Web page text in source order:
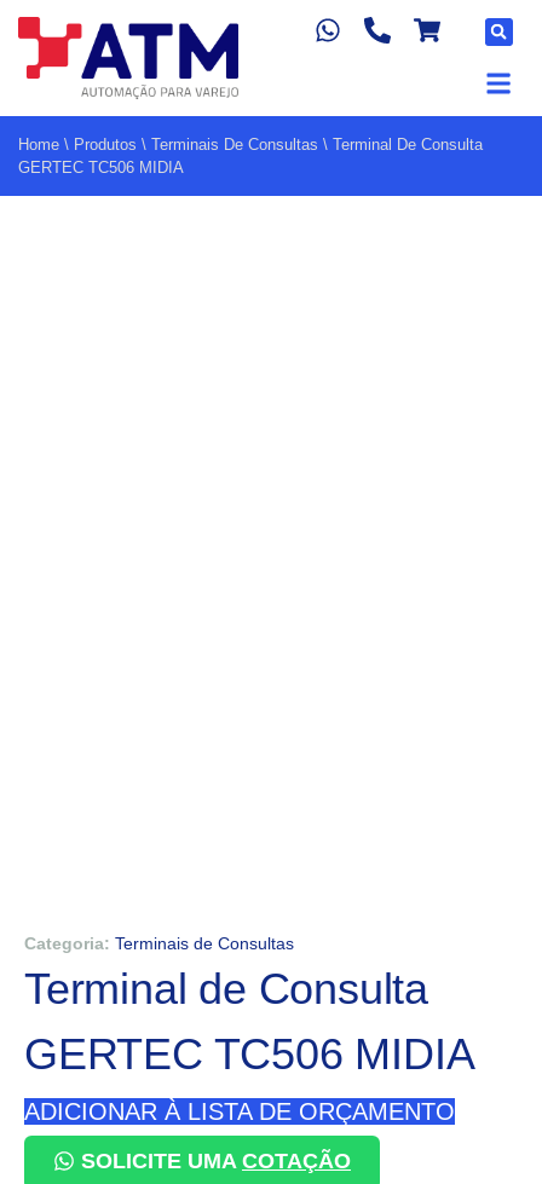
Home \ Produtos \ Terminais De Consultas \ Terminal De Consulta
GERTEC TC506 MIDIA
Categoria: Terminais de Consultas
Terminal de Consulta
GERTEC TC506 MIDIA
ADICIONAR À LISTA DE ORÇAMENTO
SOLICITE UMA COTAÇÃO